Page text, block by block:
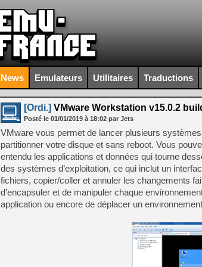
News Emulateurs Utilitaires Traductions
[Ordi.] VMware Workstation v15.0.2
Posté le 01/01/2019 à 18:02 par Jets
VMware vous permet de lancer plusieurs
partitionner votre disque et sans reboot. Vous
entendu les applications et données qui tourne
des systèmes d’exploitation, ce qui inclut un
fichiers, copier/coller et annuler les changements
d’encapsuler et de manipuler chaque
application ou encore de déplacer un